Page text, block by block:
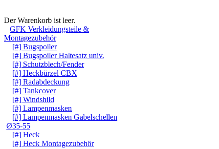
Der Warenkorb ist leer.
GFK Verkleidungsteile &
Montagezubehör
[#] Bugspoiler
[#] Bugspoiler Haltesatz univ.
[#] Schutzblech/Fender
[#] Heckbürzel CBX
[#] Radabdeckung
[#] Tankcover
[#] Windshild
[#] Lampenmasken
[#] Lampenmasken Gabelschellen
Ø35-55
[#] Heck
[#] Heck Montagezubehör